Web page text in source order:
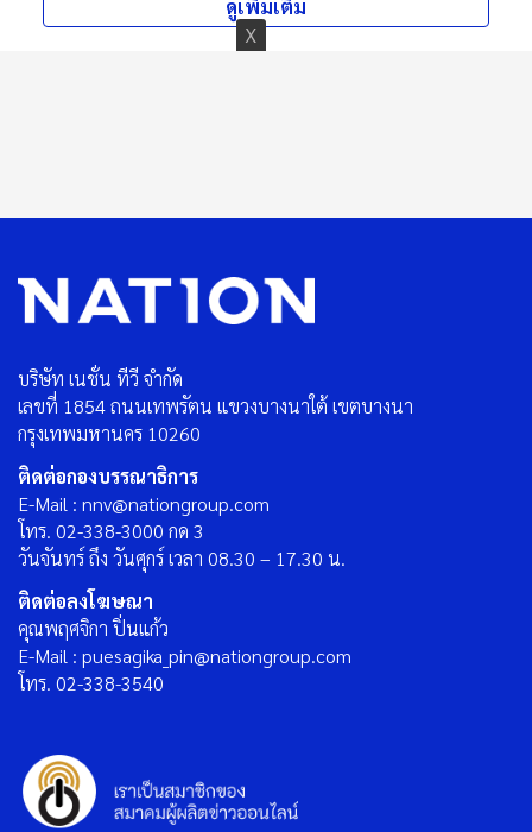
ดูเพิ่มเติม
บริษัท เนชั่น ทีวี จำกัด
เลขที่ 1854 ถนนเทพรัตน แขวงบางนาใต้ เขตบางนา
กรุงเทพมหานคร 10260
ติดต่อกองบรรณาธิการ
E-Mail : nnv@nationgroup.com
โทร. 02-338-3000 กด 3
วันจันทร์ ถึง วันศุกร์ เวลา 08.30 – 17.30 น.
ติดต่อลงโฆษณา
คุณพฤศจิกา ปิ่นแก้ว
E-Mail : puesagika_pin@nationgroup.com
โทร. 02-338-3540